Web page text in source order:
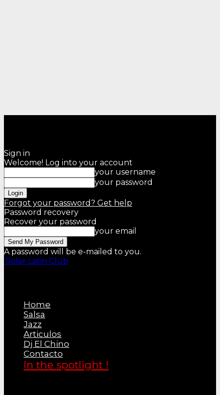
Sign in
Welcome! Log into your account
your username
your password
Forgot your password? Get help
Password recovery
Recover your password
your email
A password will be e-mailed to you.
Solar Latin Club
Home
Salsa
Jazz
Articulos
Dj El Chino
Contacto
In the spotlight !